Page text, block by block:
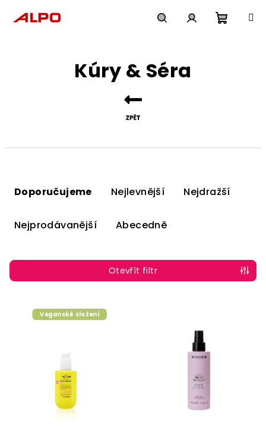
Kúry & Séra
p
Doporučujeme Nejlevnější Nejdražší
Nejprodávanější Abecedně
Otevřít filtr
Veganské složení